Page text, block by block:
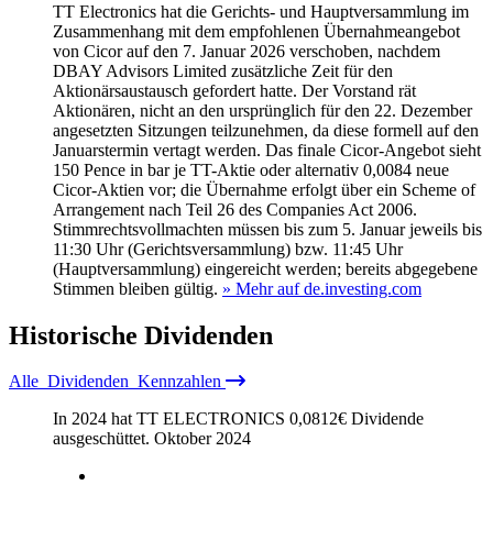
TT Electronics hat die Gerichts- und Hauptversammlung im
Zusammenhang mit dem empfohlenen Übernahmeangebot
von Cicor auf den 7. Januar 2026 verschoben, nachdem
DBAY Advisors Limited zusätzliche Zeit für den
Aktionärsaustausch gefordert hatte. Der Vorstand rät
Aktionären, nicht an den ursprünglich für den 22. Dezember
angesetzten Sitzungen teilzunehmen, da diese formell auf den
Januarstermin vertagt werden. Das finale Cicor-Angebot sieht
150 Pence in bar je TT-Aktie oder alternativ 0,0084 neue
Cicor-Aktien vor; die Übernahme erfolgt über ein Scheme of
Arrangement nach Teil 26 des Companies Act 2006.
Stimmrechtsvollmachten müssen bis zum 5. Januar jeweils bis
11:30 Uhr (Gerichtsversammlung) bzw. 11:45 Uhr
(Hauptversammlung) eingereicht werden; bereits abgegebene
Stimmen bleiben gültig. » Mehr auf de.investing.com
Historische Dividenden
Alle Dividenden Kennzahlen
In 2024 hat TT ELECTRONICS 0,0812€ Dividende
ausgeschüttet. Oktober 2024